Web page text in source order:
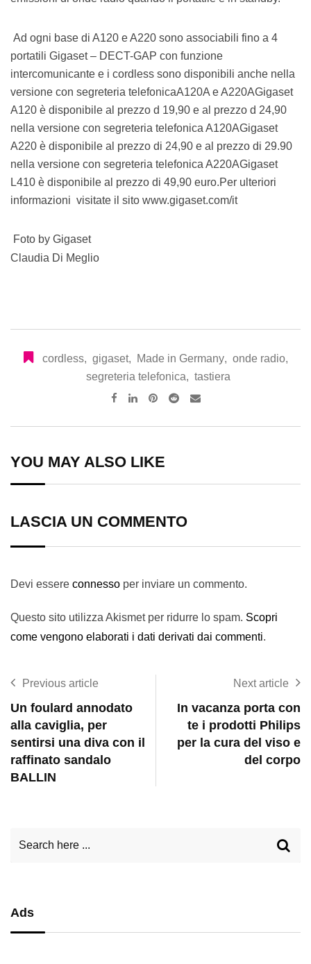
Ad ogni base di A120 e A220 sono associabili fino a 4
portatili Gigaset – DECT-GAP con funzione
intercomunicante e i cordless sono disponibili anche nella
versione con segreteria telefonicaA120A e A220AGigaset
A120 è disponibile al prezzo d 19,90 e al prezzo d 24,90
nella versione con segreteria telefonica A120AGigaset
A220 è disponibile al prezzo di 24,90 e al prezzo di 29.90
nella versione con segreteria telefonica A220AGigaset
L410 è disponibile al prezzo di 49,90 euro.Per ulteriori
informazioni visitate il sito www.gigaset.com/it
Foto by Gigaset
Claudia Di Meglio
cordless, gigaset, Made in Germany, onde radio,
segreteria telefonica, tastiera
Pinterest
RedditShare
YOU MAY ALSO LIKE
LASCIA UN COMMENTO
Devi essere connesso per inviare un commento.
Questo sito utilizza Akismet per ridurre lo spam. Scopri
come vengono elaborati i dati derivati dai commenti.
Previous article
Un foulard annodato
alla caviglia, per
sentirsi una diva con il
raffinato sandalo
BALLIN
Next article
In vacanza porta con
te i prodotti Philips
per la cura del viso e
del corpo
Ads